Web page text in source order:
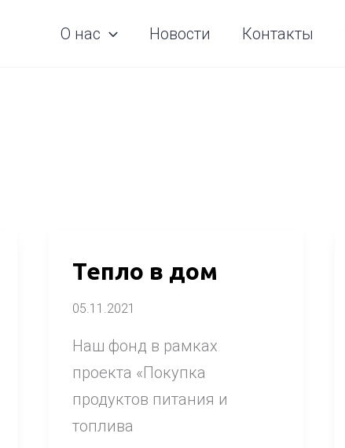
О нас Новости Контакты
Тепло в дом
05.11.2021
Наш фонд в рамках
проекта «Покупка
продуктов питания и
топлива
Тепло